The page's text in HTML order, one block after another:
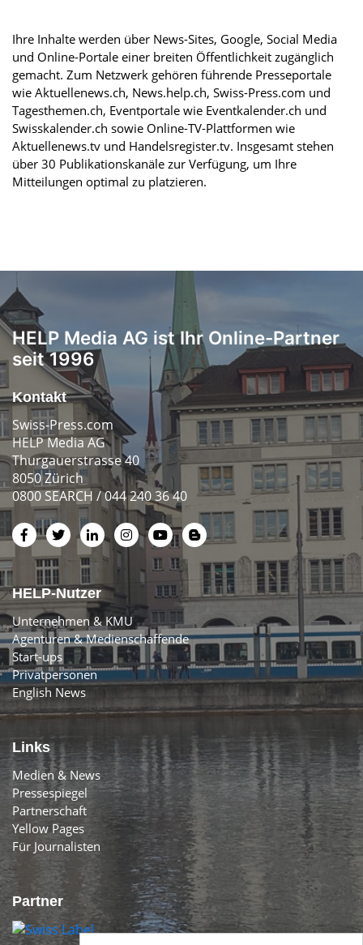
Ihre Inhalte werden über News-Sites, Google, Social Media
und Online-Portale einer breiten Öffentlichkeit zugänglich
gemacht. Zum Netzwerk gehören führende Presseportale
wie Aktuellenews.ch, News.help.ch, Swiss-Press.com und
Tagesthemen.ch, Eventportale wie Eventkalender.ch und
Swisskalender.ch sowie Online-TV-Plattformen wie
Aktuellenews.tv und Handelsregister.tv. Insgesamt stehen
über 30 Publikationskanäle zur Verfügung, um Ihre
Mitteilungen optimal zu platzieren.
HELP Media AG ist Ihr Online-Partner
seit 1996
Kontakt
Swiss-Press.com
HELP Media AG
Thurgauerstrasse 40
8050 Zürich
0800 SEARCH / 044 240 36 40
HELP-Nutzer
Unternehmen & KMU
Agenturen & Medienschaffende
Start-ups
Privatpersonen
English News
Links
Medien & News
Pressespiegel
Partnerschaft
Yellow Pages
Für Journalisten
Partner